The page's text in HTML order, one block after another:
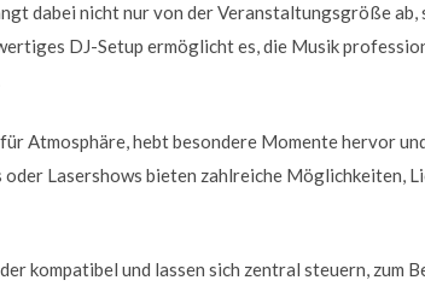
dabei nicht nur von der Veranstaltungsgröße
DJ-Setup ermöglicht es, die Musik
Atmosphäre, hebt besondere Momente hervor
Lasershows bieten zahlreiche Möglichkeiten,
kompatibel und lassen sich zentral steuern, zum